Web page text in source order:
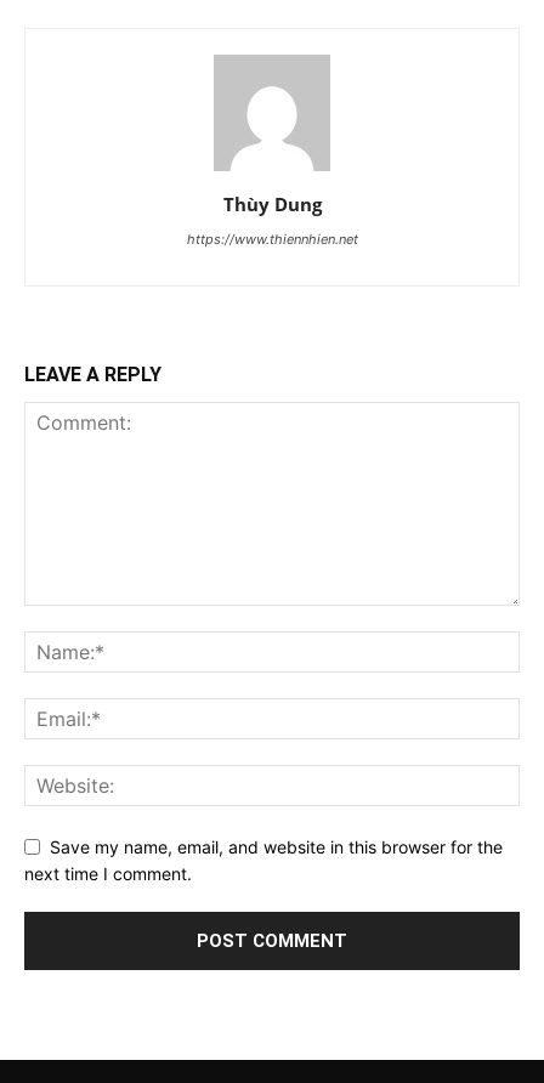
Thùy Dung
https://www.thiennhien.net
LEAVE A REPLY
Save my name, email, and website in this browser for the
next time I comment.